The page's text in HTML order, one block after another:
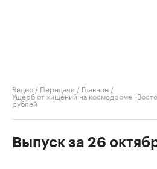
Видео / Передачи / Главное /
Ущерб от хищений на космодроме
рублей
Выпуск за 26